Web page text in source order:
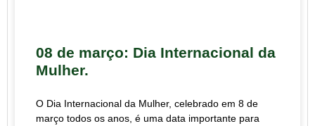
08 de março: Dia Internacional da
Mulher.
O Dia Internacional da Mulher, celebrado em 8 de
março todos os anos, é uma data importante para